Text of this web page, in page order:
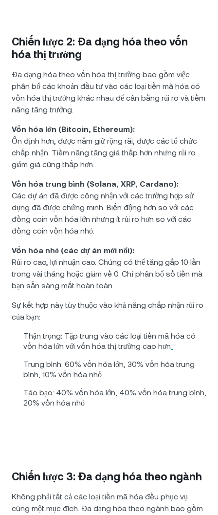
Chiến lược 2: Đa dạng hóa theo vốn
hóa thị trường
Đa dạng hóa theo vốn hóa thị trường bao gồm việc
phân bổ các khoản đầu tư vào các loại tiền mã hóa có
vốn hóa thị trường khác nhau để cân bằng rủi ro và tiềm
năng tăng trưởng.
Vốn hóa lớn (Bitcoin, Ethereum):
Ổn định hơn, được nắm giữ rộng rãi, được các tổ chức
chấp nhận. Tiềm năng tăng giá thấp hơn nhưng rủi ro
giảm giá cũng thấp hơn.
Vốn hóa trung bình (Solana, XRP, Cardano):
Các dự án đã được công nhận với các trường hợp sử
dụng đã được chứng minh. Biến động hơn so với các
đồng coin vốn hóa lớn nhưng ít rủi ro hơn so với các
đồng coin vốn hóa nhỏ.
Vốn hóa nhỏ (các dự án mới nổi):
Rủi ro cao, lợi nhuận cao. Chúng có thể tăng gấp 10 lần
trong vài tháng hoặc giảm về 0. Chỉ phân bổ số tiền mà
bạn sẵn sàng mất hoàn toàn.
Sự kết hợp này tùy thuộc vào khả năng chấp nhận rủi ro
của bạn:
Thận trọng: Tập trung vào các loại tiền mã hóa có
vốn hóa lớn với vốn hóa thị trường cao hơn
Trung bình: 60% vốn hóa lớn, 30% vốn hóa trung
bình, 10% vốn hóa nhỏ
Táo bạo: 40% vốn hóa lớn, 40% vốn hóa trung bình,
20% vốn hóa nhỏ
Chiến lược 3: Đa dạng hóa theo ngành
Không phải tất cả các loại tiền mã hóa đều phục vụ
cùng một mục đích. Đa dạng hóa theo ngành bao gồm